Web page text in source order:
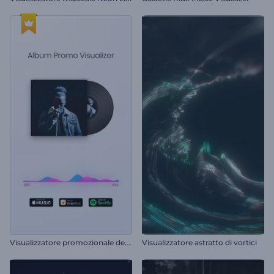
V
isualizzatore promozionale dell'album Visualizzatore astratto di vortici